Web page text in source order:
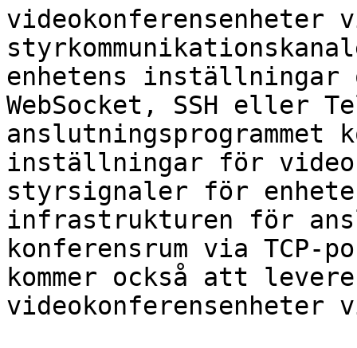
videokonferensenheter
enhetens inställningar
WebSocket, SSH eller
anslutningsprogrammet
inställningar för
styrsignaler för
infrastrukturen för
konferensrum via TCP-
kommer också att
videokonferensenheter